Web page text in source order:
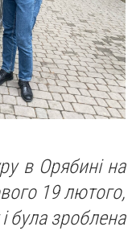
в Орябині на
19 лютого,
була зроблена